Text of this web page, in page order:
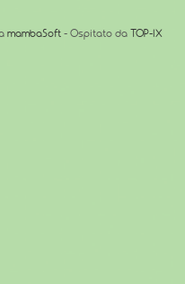
mambaSoft - Ospitato da TOP-IX